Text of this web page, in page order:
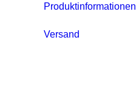
Produktinformationen
Versand